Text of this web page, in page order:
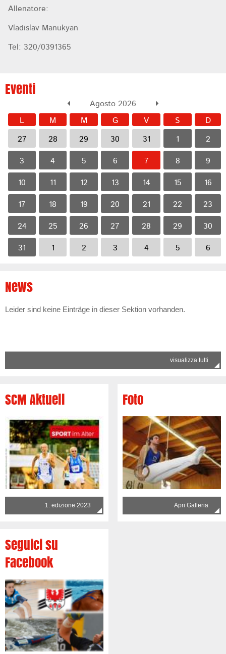
Allenatore:
Vladislav Manukyan
Tel: 320/0391365
Eventi
Agosto 2026
L M M G V S D
27 28 29 30 31 1 2
3 4 5 6 7 8 9
10 11 12 13 14 15 16
17 18 19 20 21 22 23
24 25 26 27 28 29 30
31 1 2 3 4 5 6
News
Leider sind keine Einträge in dieser Sektion vorhanden.
visualizza tutti
SCM Aktuell
1. edizione 2023
Foto
Apri Galleria
Seguici su
Facebook